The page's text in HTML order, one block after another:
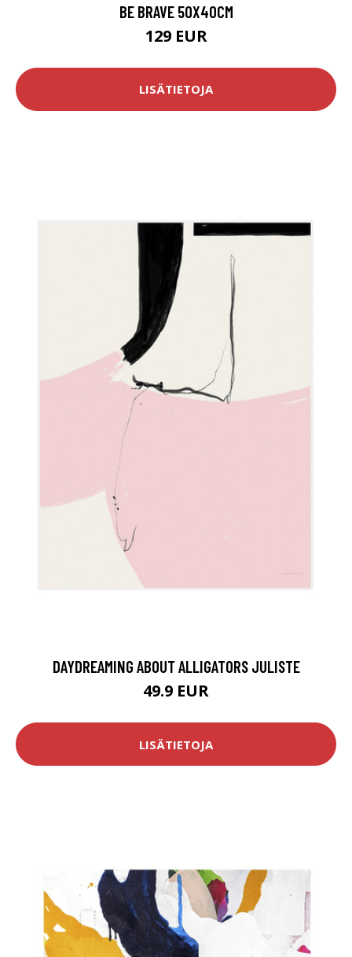
BE BRAVE 50X40CM
129 EUR
LISÄTIETOJA
DAYDREAMING ABOUT ALLIGATORS JULISTE
49.9 EUR
LISÄTIETOJA